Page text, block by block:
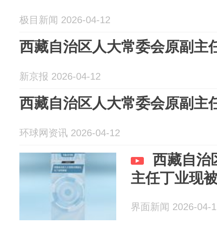
极目新闻 2026-04-12
西藏自治区人大常委会原副主
新京报 2026-04-12
西藏自治区人大常委会原副主
环球网资讯 2026-04-12
西藏自治
主任丁业现
界面新闻 2026-04-